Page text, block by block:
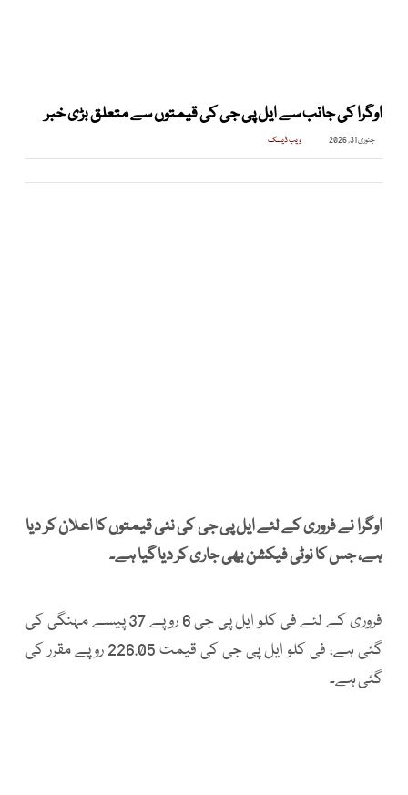
اوگرا کی جانب سے ایل پی جی کی قیمتوں سے متعلق بڑی خبر
جنوری 31, 2026 ویب ڈیسک
اوگرا نے فروری کے لئے ایل پی جی کی نئی قیمتوں کا اعلان کر دیا
ہے، جس کا نوٹی فیکشن بھی جاری کر دیا گیا ہے۔
فروری کے لئے فی کلو ایل پی جی 6 روپے 37 پیسے مہنگی کی
گئی ہے، فی کلو ایل پی جی کی قیمت 226.05 روپے مقرر کی
گئی ہے۔